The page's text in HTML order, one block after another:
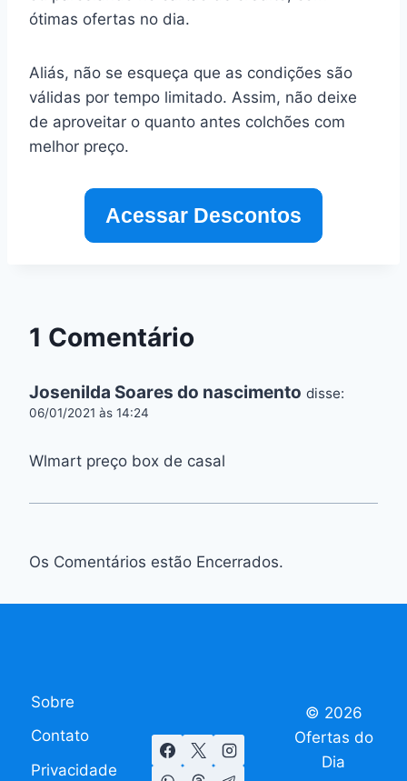
ótimas ofertas no dia.
Aliás, não se esqueça que as condições são
válidas por tempo limitado. Assim, não deixe
de aproveitar o quanto antes colchões com
melhor preço.
Acessar Descontos
1 Comentário
Josenilda Soares do nascimento disse:
06/01/2021 às 14:24
Wlmart preço box de casal
Os Comentários estão Encerrados.
Sobre
Contato
Privacidade
© 2026
Ofertas do
Dia